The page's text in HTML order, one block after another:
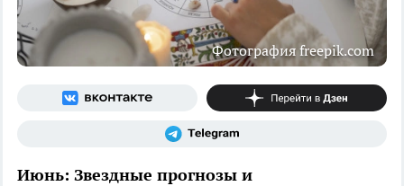
Фотография freepik.com
Июнь: Звездные прогнозы и